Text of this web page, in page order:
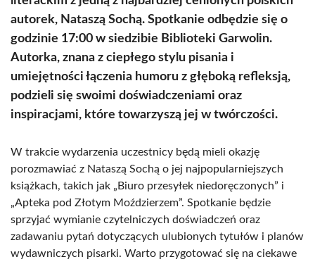
autorek, Nataszą Sochą. Spotkanie odbędzie się o
godzinie 17:00 w siedzibie Biblioteki Garwolin.
Autorka, znana z ciepłego stylu pisania i
umiejętności łączenia humoru z głęboką refleksją,
podzieli się swoimi doświadczeniami oraz
inspiracjami, które towarzyszą jej w twórczości.
W trakcie wydarzenia uczestnicy będą mieli okazję
porozmawiać z Nataszą Sochą o jej najpopularniejszych
książkach, takich jak „Biuro przesyłek niedoręczonych” i
„Apteka pod Złotym Moździerzem”. Spotkanie będzie
sprzyjać wymianie czytelniczych doświadczeń oraz
zadawaniu pytań dotyczących ulubionych tytułów i planów
wydawniczych pisarki. Warto przygotować się na ciekawe